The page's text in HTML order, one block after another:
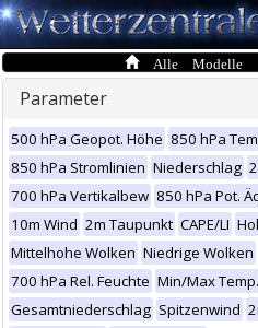
Alle Modelle
Parameter
500 hPa Geopot. Höhe 850 hPa
850 hPa Stromlinien Niederschlag
700 hPa Vertikalbew 850 hPa Pot.
10m Wind 2m Taupunkt CAPE/LI
Mittelhohe Wolken Niedrige Wolken
700 hPa Rel. Feuchte Min/Max Temp.
Gesamtniederschlag Spitzenwind